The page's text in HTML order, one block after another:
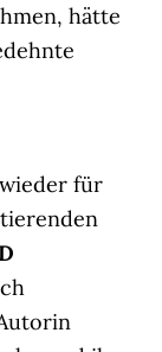
hätte
für